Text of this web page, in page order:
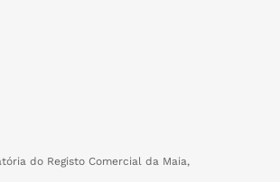
do Registo Comercial da Maia,